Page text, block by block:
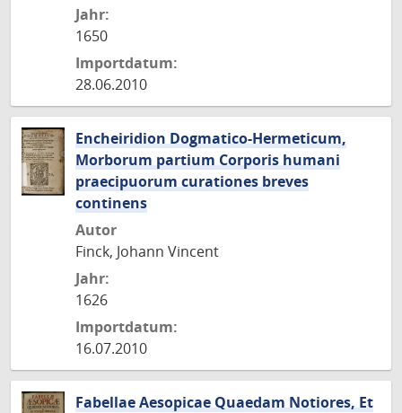
Jahr:
1650
Importdatum:
28.06.2010
Encheiridion Dogmatico-Hermeticum,
Morborum partium Corporis humani
praecipuorum curationes breves
continens
Autor
Finck, Johann Vincent
Jahr:
1626
Importdatum:
16.07.2010
Fabellae Aesopicae Quaedam Notiores, Et